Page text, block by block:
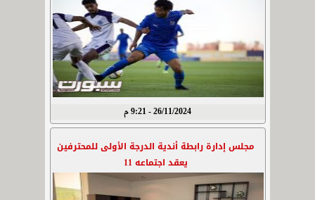
26/11/2024 - 9:21 م
مجلس إدارة رابطة أندية الدرجة الأولى للمحترفين
يعقد اجتماعه 11